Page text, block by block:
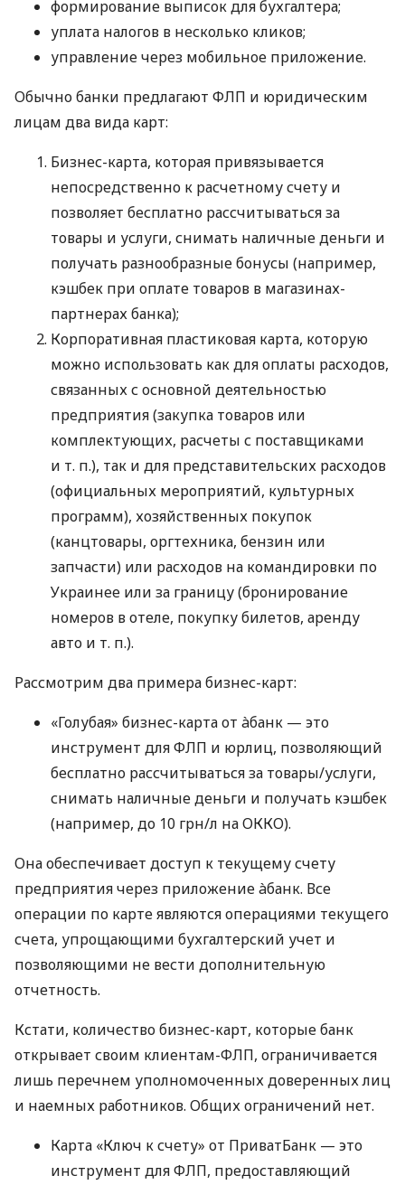
формирование выписок для бухгалтера;
уплата налогов в несколько кликов;
управление через мобильное приложение.
Обычно банки предлагают ФЛП и юридическим
лицам два вида карт:
Бизнес-карта, которая привязывается
непосредственно к расчетному счету и
позволяет бесплатно рассчитываться за
товары и услуги, снимать наличные деньги и
получать разнообразные бонусы (например,
кэшбек при оплате товаров в магазинах-
партнерах банка);
Корпоративная пластиковая карта, которую
можно использовать как для оплаты расходов,
связанных с основной деятельностью
предприятия (закупка товаров или
комплектующих, расчеты с поставщиками
и т. п.), так и для представительских расходов
(официальных мероприятий, культурных
программ), хозяйственных покупок
(канцтовары, оргтехника, бензин или
запчасти) или расходов на командировки по
Украинее или за границу (бронирование
номеров в отеле, покупку билетов, аренду
авто и т. п.).
Рассмотрим два примера бизнес-карт:
«Голубая» бизнес-карта от àбанк — это
инструмент для ФЛП и юрлиц, позволяющий
бесплатно рассчитываться за товары/услуги,
снимать наличные деньги и получать кэшбек
(например, до 10 грн/л на ОККО).
Она обеспечивает доступ к текущему счету
предприятия через приложение àбанк. Все
операции по карте являются операциями текущего
счета, упрощающими бухгалтерский учет и
позволяющими не вести дополнительную
отчетность.
Кстати, количество бизнес-карт, которые банк
открывает своим клиентам-ФЛП, ограничивается
лишь перечнем уполномоченных доверенных лиц
и наемных работников. Общих ограничений нет.
Карта «Ключ к счету» от ПриватБанк — это
инструмент для ФЛП, предоставляющий